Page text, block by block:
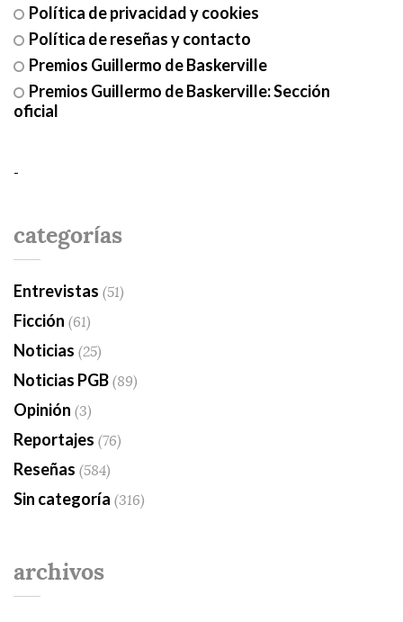
Política de privacidad y cookies
Política de reseñas y contacto
Premios Guillermo de Baskerville
Premios Guillermo de Baskerville: Sección
oficial
-
categorías
Entrevistas (51)
Ficción (61)
Noticias (25)
Noticias PGB(89)
Opinión (3)
Reportajes (76)
Reseñas (584)
Sin categoría (316)
archivos